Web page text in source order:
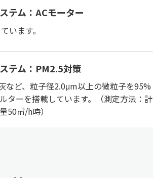
テム：ACモーター
います。
テム：PM2.5対策
など、粒子径2.0μm以上の微粒子を95%
ターを搭載しています。（測定方法：計
50㎥/h時）